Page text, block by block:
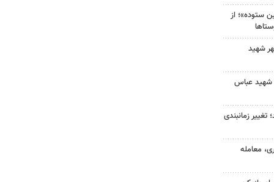
ستوده»؛ از
شهید
شهید عباس
تغییر زمانبندی
معامله